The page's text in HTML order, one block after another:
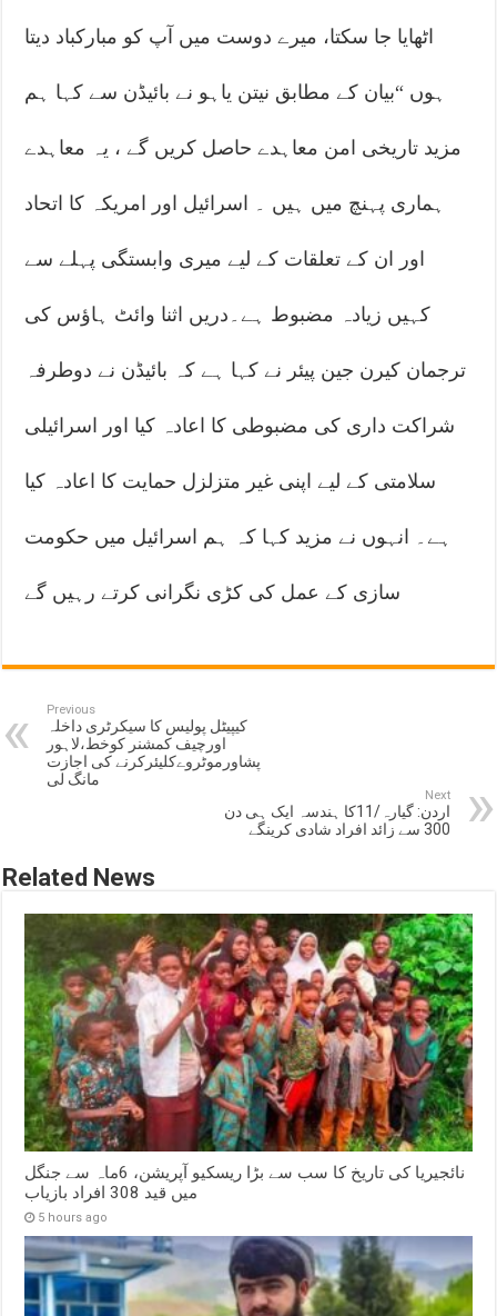
اٹھایا جا سکتا، میرے دوست میں آپ کو مبارکباد دیتا
ہوں “بیان کے مطابق نیتن یاہو نے بائیڈن سے کہا ہم
مزید تاریخی امن معاہدے حاصل کریں گے ، یہ معاہدے
ہماری پہنچ میں ہیں ۔ اسرائیل اور امریکہ کا اتحاد
اور ان کے تعلقات کے لیے میری وابستگی پہلے سے
کہیں زیادہ مضبوط ہے۔دریں اثنا وائٹ ہاؤس کی
ترجمان کیرن جین پیئر نے کہا ہے کہ بائیڈن نے دوطرفہ
شراکت داری کی مضبوطی کا اعادہ کیا اور اسرائیلی
سلامتی کے لیے اپنی غیر متزلزل حمایت کا اعادہ کیا
ہے۔ انہوں نے مزید کہا کہ ہم اسرائیل میں حکومت
سازی کے عمل کی کڑی نگرانی کرتے رہیں گے
Previous
کیپیٹل پولیس کا سیکرٹری داخلہ
اورچیف کمشنر کوخط،لاہور
پشاورموٹروےکلیئرکرنے کی اجازت
مانگ لی
Next
اردن: گیارہ/11کا ہندسہ ایک ہی دن
300 سے زائد افراد شادی کرینگے
Related News
نائجیریا کی تاریخ کا سب سے بڑا ریسکیو آپریشن، 6ماہ سے جنگل
میں قید 308 افراد بازیاب
5 hours ago